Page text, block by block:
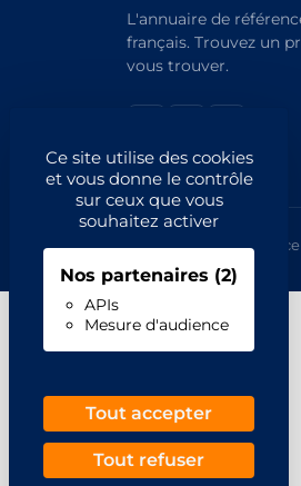
Ce site utilise des cookies
et vous donne le contrôle
sur ceux que vous
souhaitez activer
Nos partenaires (2)
APIs
Mesure d'audience
Tout accepter
Tout refuser
L'annuaire de
français. Trouvez un
vous trouver.
© 2026 Annuaire